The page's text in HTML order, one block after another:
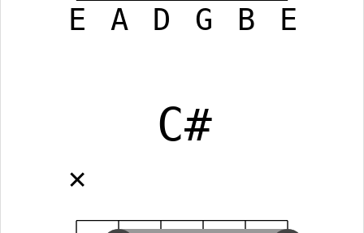
E A D G B E
C#
✕